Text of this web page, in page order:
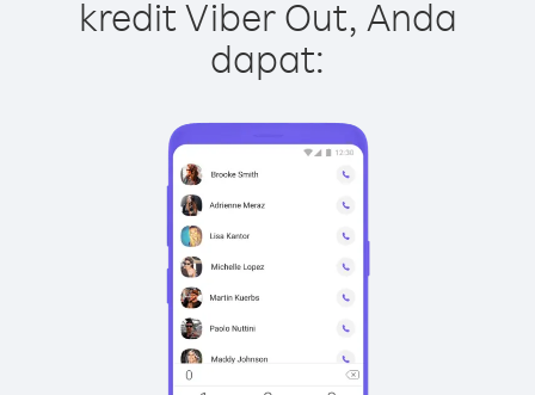
kredit Viber Out, Anda
dapat: